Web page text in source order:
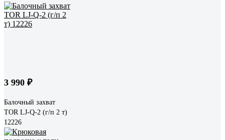
3 990 ₽
Балочный захват
TOR LJ-Q-2 (г/п 2 т)
12226